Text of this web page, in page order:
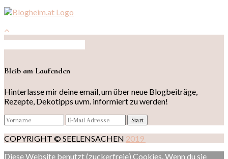
Bleib am Laufenden
Hinterlasse mir deine email, um über neue Blogbeiträge,
Rezepte, Dekotipps uvm. informiert zu werden!
COPYRIGHT © SEELENSACHEN 2019
Diese Website benutzt (zuckerfreie) Cookies. Wenn du sie